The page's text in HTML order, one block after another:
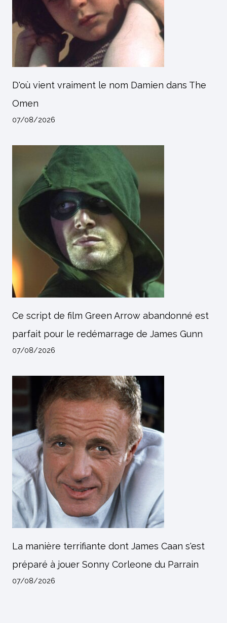
D'où vient vraiment le nom Damien dans The
Omen
07/08/2026
Ce script de film Green Arrow abandonné est
parfait pour le redémarrage de James Gunn
07/08/2026
La manière terrifiante dont James Caan s'est
préparé à jouer Sonny Corleone du Parrain
07/08/2026